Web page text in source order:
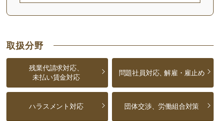
取扱分野
残業代請求対応、
未払い賃金対応
問題社員対応、解雇・雇止め
ハラスメント対応 団体交渉、労働組合対策